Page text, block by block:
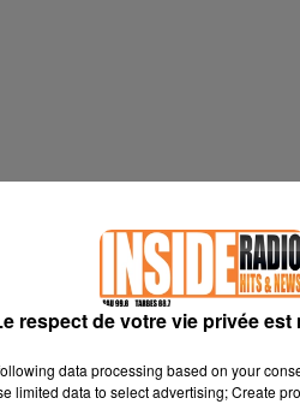
respect de votre vie privée
data processing based on your
limited data to select advertising; Create